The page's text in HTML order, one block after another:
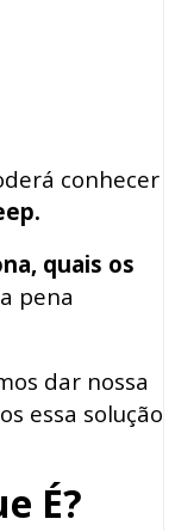
conhecer
quais os
pena
dar nossa
essa solução
É?